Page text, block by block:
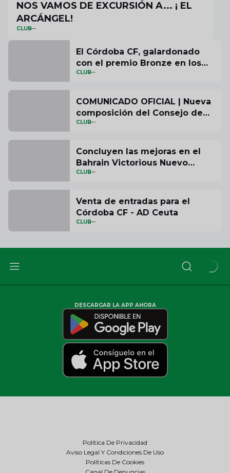
NOS VAMOS DE EXCURSIÓN A... ¡ EL
ARCÁNGEL!
CLUB
El Córdoba CF, galardonado
con el premio Bronze en los
ESSMA Stadium Industry
de accesibilidad en el Bahrain
Victorious Nuevo Arcángel
CLUB
COMUNICADO OFICIAL | Nueva
composición del Consejo de
Administración del Córdoba CF
CLUB
Concluyen las mejoras en el
Bahrain Victorious Nuevo
Arcángel
CLUB
Venta de entradas para el
Córdoba CF - AD Ceuta
CLUB
DESCARGAR LA APP AHORA
Política De Privacidad
Aviso Legal Y Condiciones De Uso
Políticas De Cookies